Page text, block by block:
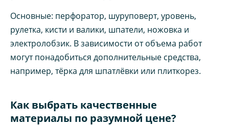
Основные: перфоратор, шуруповерт, уровень,
рулетка, кисти и валики, шпатели, ножовка и
электролобзик. В зависимости от объема работ
могут понадобиться дополнительные средства,
например, тёрка для шпатлёвки или плиткорез.
Как выбрать качественные
материалы по разумной цене?